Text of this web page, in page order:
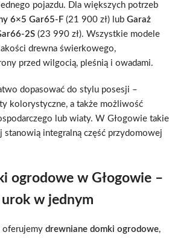
pojazdu. Dla większych potrzeb
6×5 Gar65-F (21 900 zł) lub Garaż
2S (23 990 zł). Wszystkie modele
drewna świerkowego,
przed wilgocią, pleśnią i owadami.
dopasować do stylu posesji –
kolorystyczne, a także możliwość
lub wiaty. W Głogowie takie
stanowią integralną część przydomowej
ogrodowe w Głogowie –
w jednym
oferujemy drewniane domki ogrodowe,